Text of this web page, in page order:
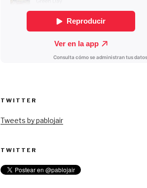
TWITTER
Tweets by pablojair
TWITTER